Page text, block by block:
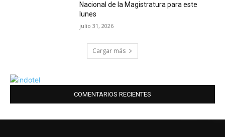
Nacional de la Magistratura para este
lunes
julio 31, 2026
Cargar más
COMENTARIOS RECIENTES